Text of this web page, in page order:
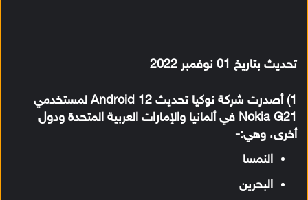
تحديث بتاريخ 01 نوفمبر
1) أصدرت شركة نوكيا تحديث Android 12 لمستخدمي
Nokia G21 في ألمانيا والإمارات العربية المتحدة ودول
أخرى، وهي:-
النمسا
البحرين